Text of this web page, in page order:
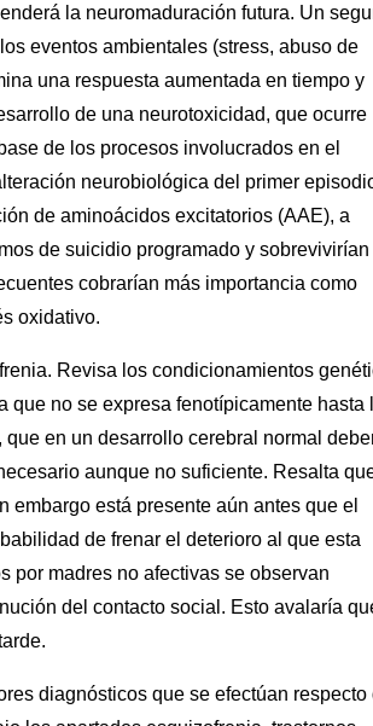
la neuromaduración futura. Un
eventos ambientales (stress, abuso de
una respuesta aumentada en tiempo y
de una neurotoxicidad, que ocurre
de los procesos involucrados en el
neurobiológica del primer
de aminoácidos excitatorios (AAE), a
de suicidio programado y sobrevivirían
cobrarían más importancia como
oxidativo.
Revisa los condicionamientos
no se expresa fenotípicamente hasta
en un desarrollo cerebral normal
aunque no suficiente. Resalta
embargo está presente aún antes que el
de frenar el deterioro al que esta
por madres no afectivas se observan
del contacto social. Esto avalaría
diagnósticos que se efectúan respecto